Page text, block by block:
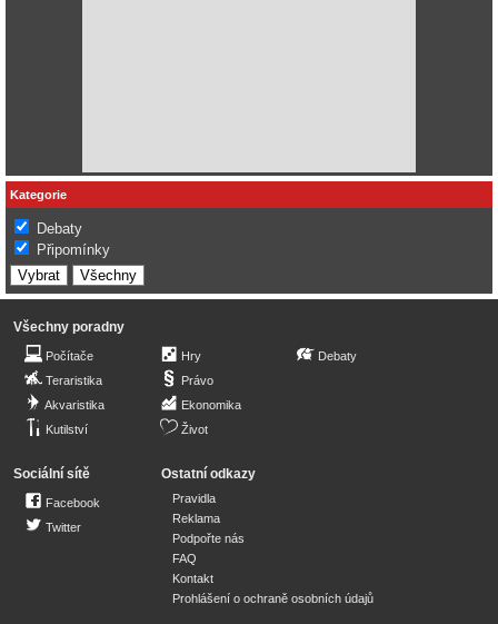
Kategorie
Debaty
Připomínky
Všechny poradny
Počítače
Teraristika
Akvaristika
Kutilství
Hry
Právo
Ekonomika
Život
Debaty
Sociální sítě
Facebook
Twitter
Ostatní odkazy
Pravidla
Reklama
Podpořte nás
FAQ
Kontakt
Prohlášení o ochraně osobních údajů